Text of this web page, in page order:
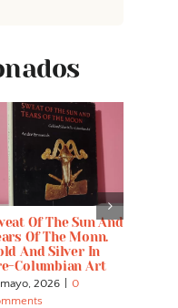
Of The Sun And
Of The Monn.
And Silver In
Columbian Art
mayo, 2026
0